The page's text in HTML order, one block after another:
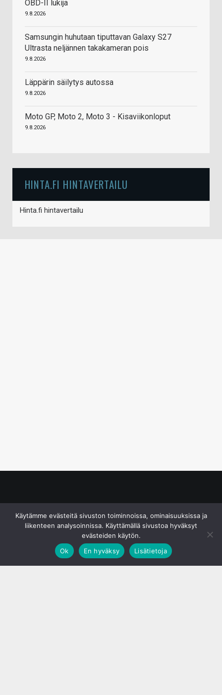
OBD-II lukija
9.8.2026
Samsungin huhutaan tiputtavan Galaxy S27
Ultrasta neljännen takakameran pois
9.8.2026
Läppärin säilytys autossa
9.8.2026
Moto GP, Moto 2, Moto 3 - Kisaviikonloput
9.8.2026
HINTA.FI HINTAVERTAILU
Hinta.fi hintavertailu
Käytämme evästeitä sivuston toiminnoissa, ominaisuuksissa ja
liikenteen analysoinnissa. Käyttämällä sivustoa hyväksyt
evästeiden käytön.
Ok
En hyväksy Lisätietoja